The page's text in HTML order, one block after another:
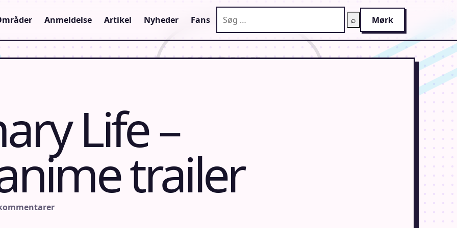
Anmeldelse Artikel Nyheder Fans ⌕ Mørk
Life –
trailer